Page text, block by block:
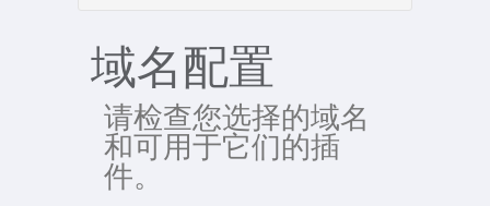
域名配置
请检查您选择的域名
和可用于它们的插
件。